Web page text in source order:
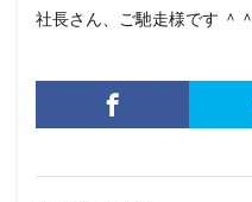
社長さん、ご馳走様です ＾＾